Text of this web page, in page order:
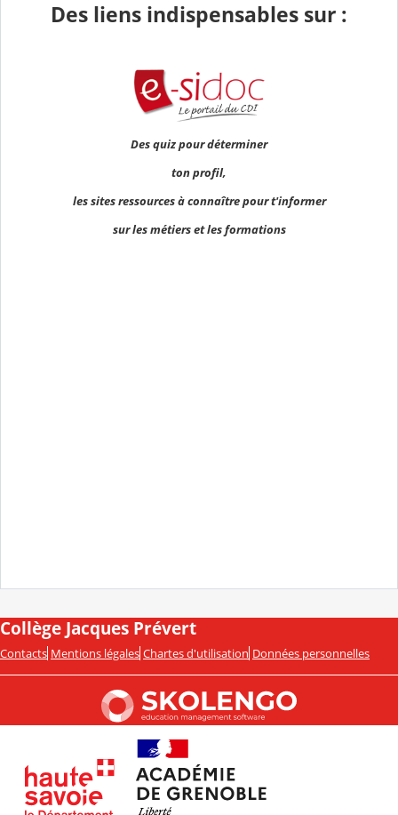
Des liens indispensables sur :
Des quiz pour déterminer
ton profil,
les sites ressources à connaître pour t'informer
sur les métiers et les formations
Collège Jacques Prévert
Contacts Mentions légales Chartes d'utilisation Données personnelles